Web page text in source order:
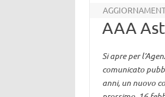
AAA
Si apre per
comunicato
anni, un nuovo